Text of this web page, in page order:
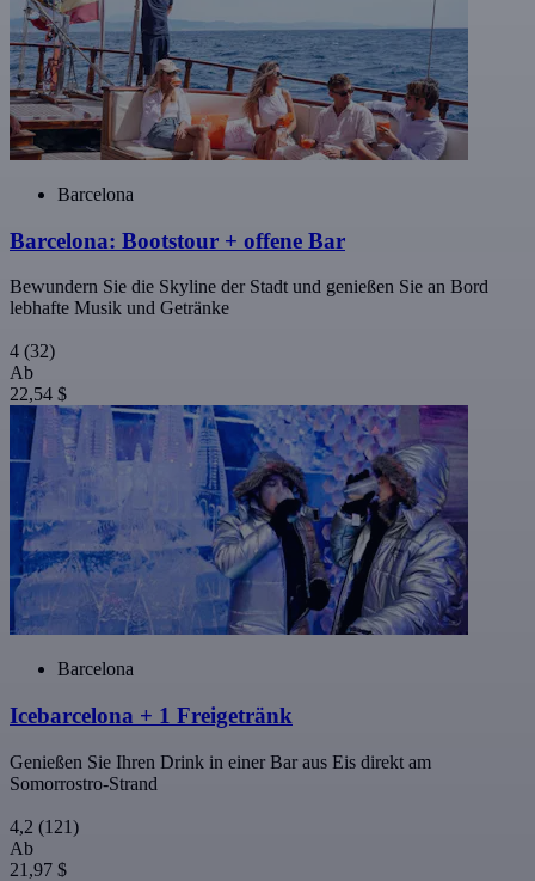
Barcelona
Barcelona: Bootstour + offene Bar
Bewundern Sie die Skyline der Stadt und genießen Sie an Bord
lebhafte Musik und Getränke
4 (32)
Ab
22,54 $
Barcelona
Icebarcelona + 1 Freigetränk
Genießen Sie Ihren Drink in einer Bar aus Eis direkt am
Somorrostro-Strand
4,2 (121)
Ab
21,97 $